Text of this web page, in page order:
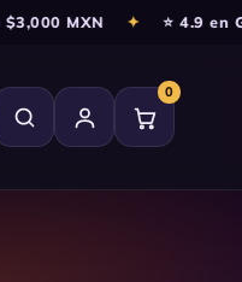
MXN ⭐ 4.9 en
0